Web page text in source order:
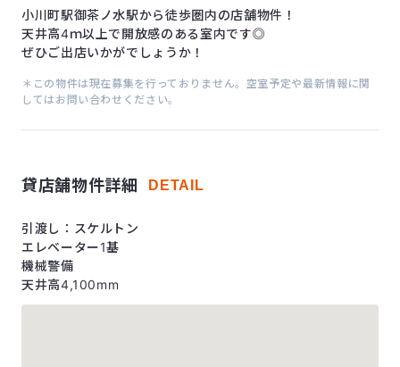
小川町駅御茶ノ水駅から徒歩圏内の店舗物件！
天井高4ｍ以上で開放感のある室内です◎
ぜひご出店いかがでしょうか！
＊この物件は現在募集を行っておりません。空室予定や最新情報に関
してはお問い合わせください。
貸店舗物件詳細 DETAIL
引渡し：スケルトン
エレベーター1基
機械警備
天井高4,100mm